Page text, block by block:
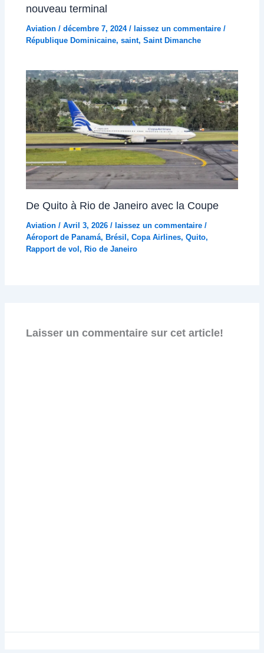
nouveau terminal
Aviation /décembre 7, 2024/ laissez un commentaire /
République Dominicaine,saint,Saint Dimanche
De Quito à Rio de Janeiro avec la Coupe
Aviation /Avril 3, 2026/ laissez un commentaire /
Aéroport de Panamá, Brésil,Copa Airlines,Quito,
Rapport de vol, Rio de Janeiro
Laisser un commentaire sur cet article!